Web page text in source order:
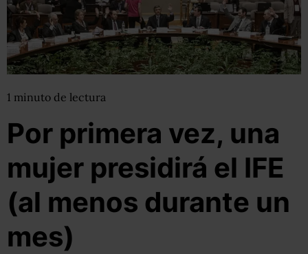
1 minuto de lectura
Por primera vez, una
mujer presidirá el IFE
(al menos durante un
mes)